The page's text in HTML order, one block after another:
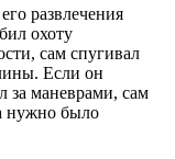
развлечения
охоту
сам спугивал
Если он
за маневрами, сам
нужно было